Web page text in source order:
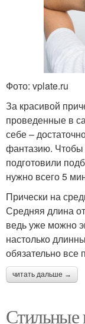
Фото: vplate.ru
За красивой
проведенные в
себе –
фантазию.
подготовили
нужно всего 5
Прически на
Средняя длина
ведь уже можно
настолько
обязательно все
читать дальше →
Стильные